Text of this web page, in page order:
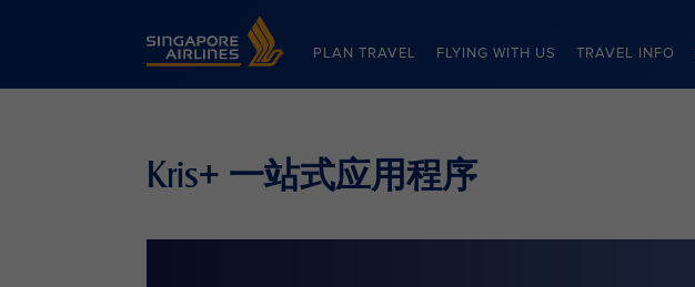
Singapore Airlines Home
PLAN TRAVEL FLYING WITH US TRAVEL INFO
Kris+ 一站式应用程序